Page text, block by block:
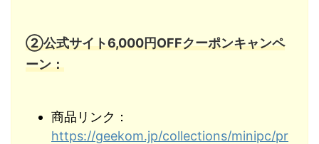
②公式サイト6,000円OFFクーポンキャンペ
ーン：
商品リンク：
https://geekom.jp/collections/minipc/pr